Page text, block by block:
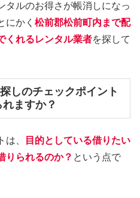
タルのお得さが帳消しになっ
にかく 松前郡松前町内まで配
くれるレンタル業者を探して
しのチェックポイント
ますか？
、
目的としている借りたい
りられるのか？ という点で